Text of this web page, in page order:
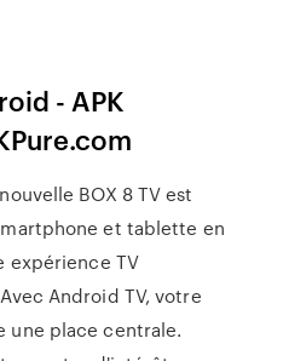
- APK
BOX 8 TV est
et tablette en
expérience TV
Android TV, votre
une place centrale.